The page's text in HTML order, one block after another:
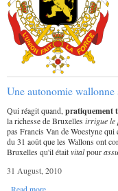
Une autonomie
Qui réagit quand, pratiquement
la richesse de Bruxelles irrigue le
pas Francis Van de Woestyne qui
du 31 août que les Wallons ont
Bruxelles qu'il étaitvitalpour
31 August, 2010